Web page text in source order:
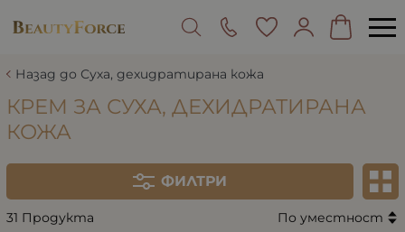
Назад до Суха, дехидратирана кожа
КРЕМ ЗА СУХА, ДЕХИДРАТИРАНА
КОЖА
ФИЛТРИ
31 Продукта По уместност